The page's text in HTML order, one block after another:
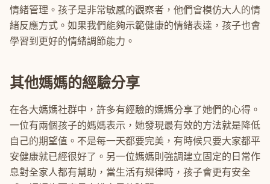
情緒管理。孩子是非常敏感的觀察者，他們會模仿大人的情
緒反應方式。如果我們能夠示範健康的情緒表達，孩子也會
學習到更好的情緒調節能力。
其他媽媽的經驗分享
在各大媽媽社群中，許多有經驗的媽媽分享了她們的心得。
一位有兩個孩子的媽媽表示，她發現最有效的方法就是降低
自己的期望值。不是每一天都要完美，有時候只要大家都平
安健康就已經很好了。另一位媽媽則強調建立固定的日常作
息對全家人都有幫助，當生活有規律時，孩子會更有安全